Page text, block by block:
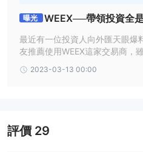
會導致人們猜測交易平台可能已經
用該平台進行投資的風險。
用戶回饋：的存在5 份詐騙和
對wikiFX來說無疑構成了一個潛在
措施資訊。
曝光 WEEX──帶領投資全
最近有一位投資人向外匯天眼爆
友推薦使用WEEX這家交易商，
費、保證金。
2023-03-13 00:00
評價 29